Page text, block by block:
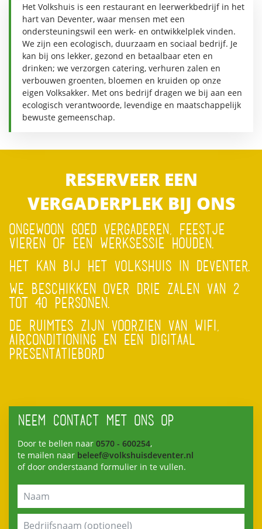
Het Volkshuis is een restaurant en leerwerkbedrijf in het
hart van Deventer, waar mensen met een
ondersteuningswil een werk- en ontwikkelplek vinden.
We zijn een ecologisch, duurzaam en sociaal bedrijf. Je
kan bij ons lekker, gezond en betaalbaar eten en
drinken; we verzorgen catering, verhuren zalen en
verbouwen groenten, bloemen en kruiden op onze
eigen Volksakker. Met ons bedrijf dragen we bij aan een
ecologisch verantwoorde, levendige en maatschappelijk
bewuste gemeenschap.
RESERVEER EEN
VERGADERPLEK BIJ ONS
ONGEWOON GOED VERGADEREN, FEESTJE
VIEREN OF EEN WERKSESSIE HOUDEN.
HET KAN BIJ HET VOLKSHUIS IN DEVENTER.
WE BESCHIKKEN OVER DRIE ZALEN VAN 2
TOT 40 PERSONEN.
DE RUIMTES ZIJN VOORZIEN VAN WIFI,
AIRCONDITIONING EN EEN DIGITAAL
PRESENTATIEBORD
NEEM CONTACT MET ONS OP
Door te bellen naar 0570 - 600254,
te mailen naar beleef@volkshuisdeventer.nl
of door onderstaand formulier in te vullen.